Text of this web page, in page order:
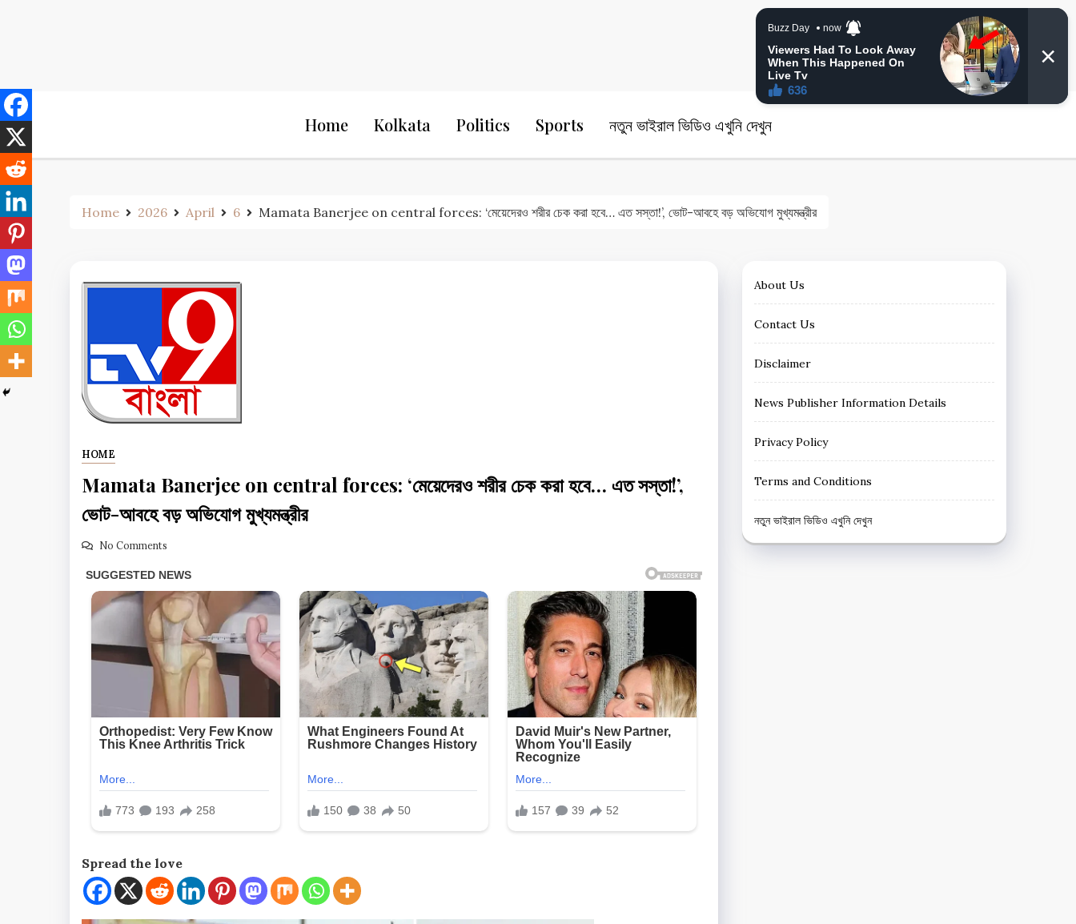
24 Ghanta Bangla News
Home Kolkata Politics Sports নতুন ভাইরাল ভিডিও এখুনি দেখুন
Home 2026 April 6 Mamata Banerjee on central forces: ‘মেয়েদেরও শরীর চেক করা হবে… এত সস্তা!’, ভোট-আবহে বড় অভিযোগ মুখ্যমন্ত্রীর
HOME
Mamata Banerjee on central forces: ‘মেয়েদেরও শরীর চেক করা হবে… এত সস্তা!’,
ভোট-আবহে বড় অভিযোগ মুখ্যমন্ত্রীর
No Comments
Spread the love
About Us
Contact Us
Disclaimer
News Publisher Information Details
Privacy Policy
Terms and Conditions
নতুন ভাইরাল ভিডিও এখুনি দেখুন